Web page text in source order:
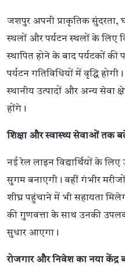
जशपुर अपनी प्राकृतिक सुंदरता,
स्थलों और पर्यटन स्थलों के लिए
स्थापित होने के बाद पर्यटकों
पर्यटन गतिविधियों में वृद्धि
स्थानीय उत्पादों और अन्य सेवा
होंगे।
शिक्षा और स्वास्थ्य सेवाओं तक
नई रेल लाइन विद्यार्थियों के
सुगम बनाएगी। वहीं गंभीर
शीघ्र पहुंचाने में भी सहायता
की गुणवत्ता के साथ उनकी
सुधार आएगा।
रोजगार और निवेश का नया केंद्र